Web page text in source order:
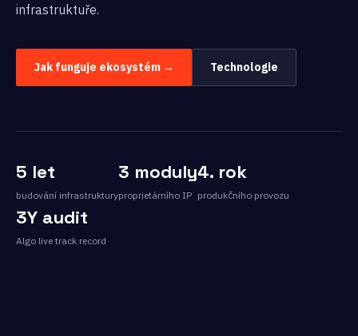
infrastruktuře.
Jak funguje ekosystém → Technologie
5 let
budování infrastruktury
3 moduly
proprietárního IP
4. rok
produkčního provozu
3Y audit
Algo live track record